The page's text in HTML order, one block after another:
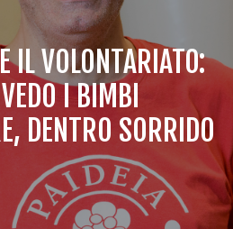
IL VOLONTARIATO:
I BIMBI
DENTRO SORRIDO